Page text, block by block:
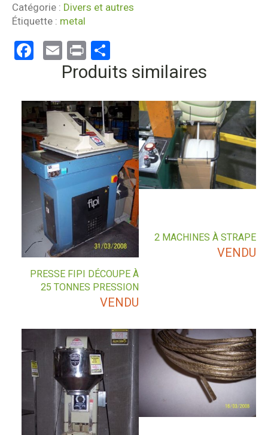
Catégorie : Divers et autres
Étiquette : metal
Facebook
Email
Print
Produits similaires
2 MACHINES À STRAPE
VENDU
PRESSE FIPI DÉCOUPE À
25 TONNES PRESSION
VENDU